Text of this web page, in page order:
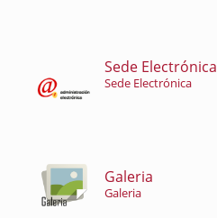
Sede Electrónica
Sede Electrónica
Galeria
Galeria